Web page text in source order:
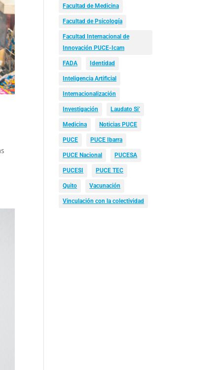
Facultad de Medicina
Facultad de Psicología
Facultad Internacional de
Innovación PUCE-Icam
FADA Identidad
Inteligencia Artificial
Internacionalización
Investigación Laudato Si’
Medicina Noticias PUCE
PUCE PUCE Ibarra
PUCE Nacional PUCESA
PUCESI PUCE TEC
Quito Vacunación
Vinculación con la colectividad